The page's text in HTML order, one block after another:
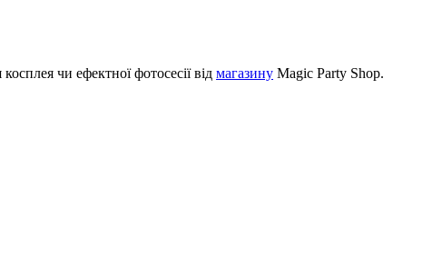
чи ефектної фотосесії від магазину Magic Party Shop.